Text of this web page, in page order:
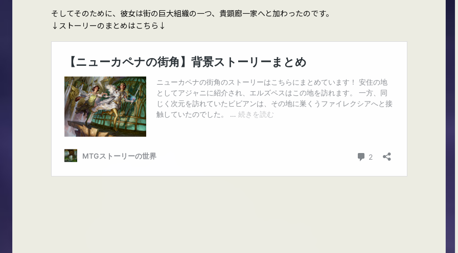
そしてそのために、彼女は街の巨大組織の一つ、貴顕廊一家へと加わったのです。
↓ストーリーのまとめはこちら↓